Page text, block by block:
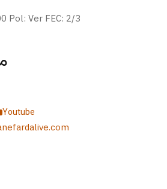
Pol: Ver FEC: 2/3
Youtube